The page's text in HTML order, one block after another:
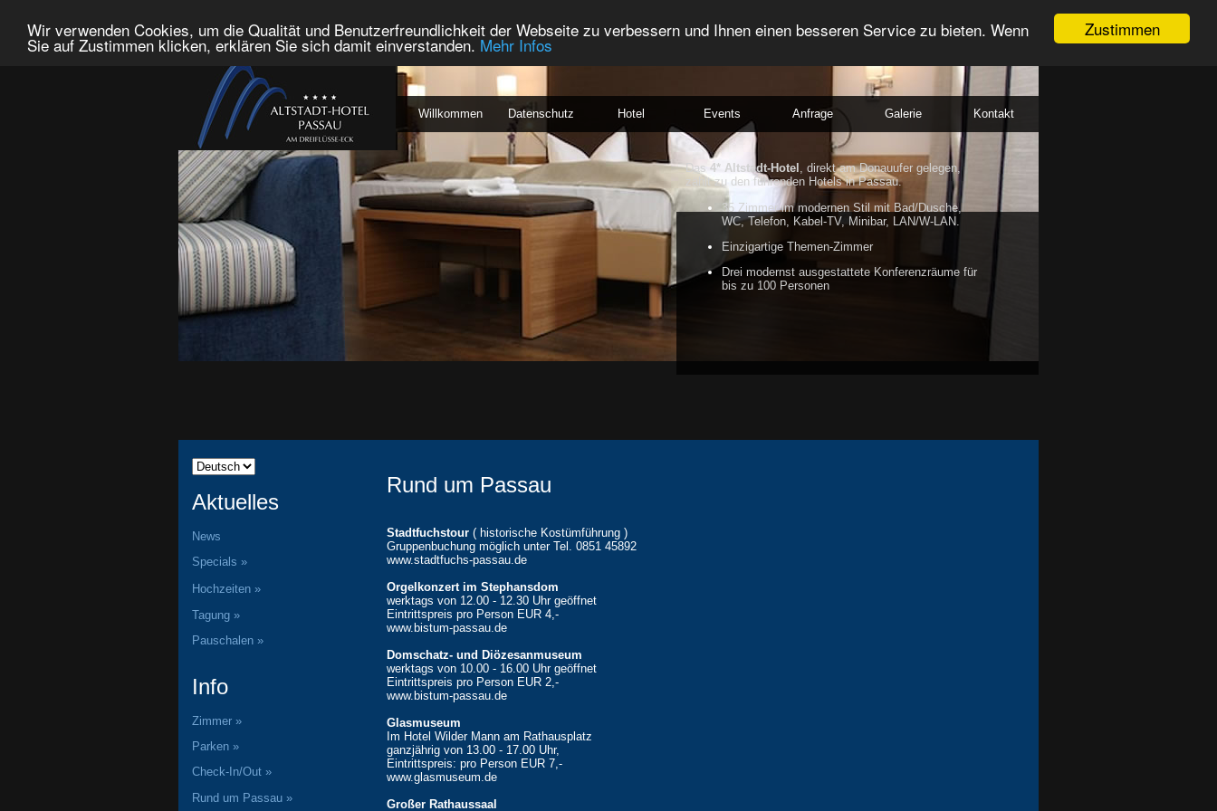
Zustimmen
Wir verwenden Cookies, um die Qualität und Benutzerfreundlichkeit der Webseite zu verbessern und Ihnen einen besseren Service zu bieten. Wenn
Sie auf Zustimmen klicken, erklären Sie sich damit einverstanden. Mehr Infos
Willkommen Datenschutz Hotel Events Anfrage Galerie Kontakt
Das 4* Altstadt-Hotel , direkt am Donauufer gelegen,
zählt zu den führenden Hotels in Passau.
35 Zimmer im modernen Stil mit Bad/Dusche,
WC, Telefon, Kabel-TV, Minibar, LAN/W-LAN.
Einzigartige Themen-Zimmer
Drei modernst ausgestattete Konferenzräume für
bis zu 100 Personen
Aktuelles
News
Specials »
Hochzeiten »
Tagung »
Pauschalen »
Info
Zimmer »
Parken »
Check-In/Out »
Rund um Passau »
Rund um Passau
Stadtfuchstour ( historische Kostümführung )
Gruppenbuchung möglich unter Tel. 0851 45892
www.stadtfuchs-passau.de
Orgelkonzert im Stephansdom
werktags von 12.00 - 12.30 Uhr geöffnet
Eintrittspreis pro Person EUR 4,-
www.bistum-passau.de
Domschatz- und Diözesanmuseum
werktags von 10.00 - 16.00 Uhr geöffnet
Eintrittspreis pro Person EUR 2,-
www.bistum-passau.de
Glasmuseum
Im Hotel Wilder Mann am Rathausplatz
ganzjährig von 13.00 - 17.00 Uhr,
Eintrittspreis: pro Person EUR 7,-
www.glasmuseum.de
Großer Rathaussaal